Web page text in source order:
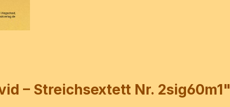
– Streichsextett Nr. 2sig60m1"